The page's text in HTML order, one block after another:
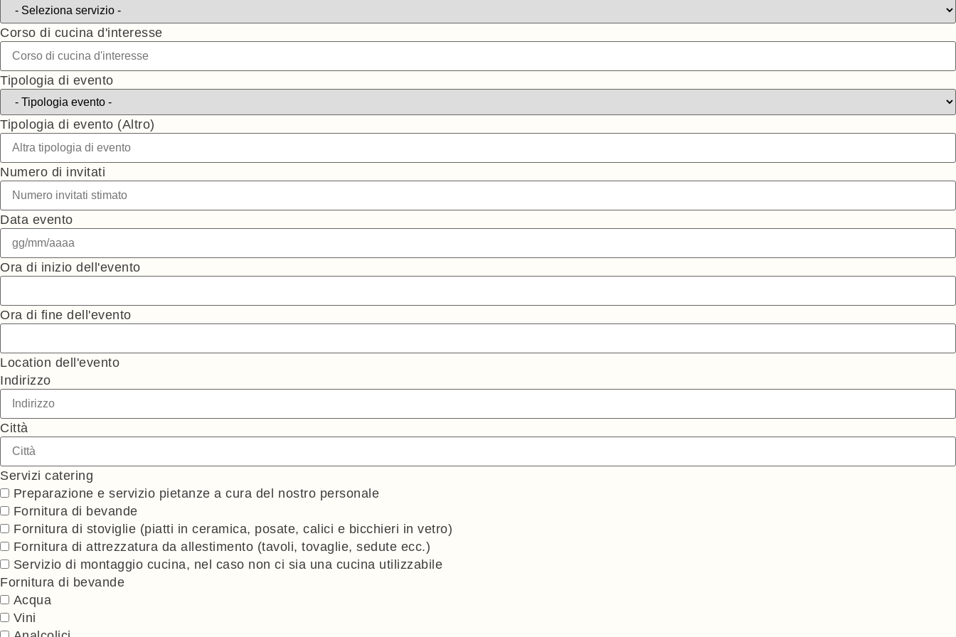
Corso di cucina d'interesse
Tipologia di evento
Tipologia di evento (Altro)
Numero di invitati
Data evento
Ora di inizio dell'evento
Ora di fine dell'evento
Location dell'evento
Indirizzo
Città
Servizi catering
Preparazione e servizio pietanze a cura del ⁠nostro personale
Fornitura di bevande
⁠Fornitura di stoviglie (piatti in ceramica, posate, calici e bicchieri in vetro)
Fornitura di attrezzatura da allestimento (tavoli, tovaglie, sedute ecc.)
Servizio di montaggio cucina, nel caso non ci sia una cucina utilizzabile
Fornitura di bevande
Acqua
Vini